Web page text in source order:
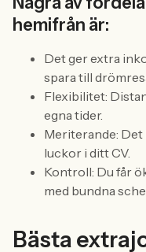
hemifrån är:
Det ger extra
spara till
Flexibilitet:
egna tider.
Meriterande:
luckor i ditt CV.
Kontroll: Du får
med bundna
Bästa